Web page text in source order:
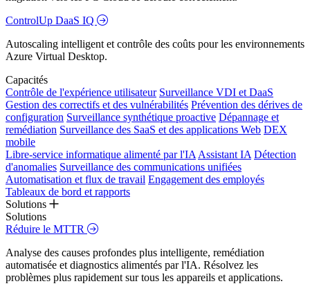
ControlUp DaaS IQ
Autoscaling intelligent et contrôle des coûts pour les environnements
Azure Virtual Desktop.
Capacités
Contrôle de l'expérience utilisateur Surveillance VDI et DaaS
Gestion des correctifs et des vulnérabilités Prévention des dérives de
configuration Surveillance synthétique proactive Dépannage et
remédiation Surveillance des SaaS et des applications Web DEX
mobile
Libre-service informatique alimenté par l'IA Assistant IA Détection
d'anomalies Surveillance des communications unifiées
Automatisation et flux de travail Engagement des employés
Tableaux de bord et rapports
Solutions
Solutions
Réduire le MTTR
Analyse des causes profondes plus intelligente, remédiation
automatisée et diagnostics alimentés par l'IA. Résolvez les
problèmes plus rapidement sur tous les appareils et applications.